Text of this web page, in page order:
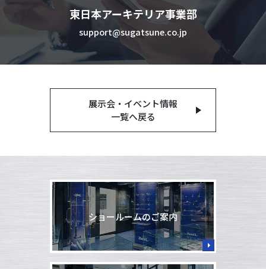
東日本アーキテリア事業部
support@sugatsune.co.jp
展示会・イベント情報
一覧へ戻る
ショールームのご案内